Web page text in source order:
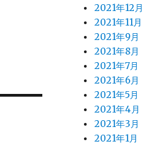
2021年12月
2021年11月
2021年9月
2021年8月
2021年7月
2021年6月
2021年5月
2021年4月
2021年3月
2021年1月